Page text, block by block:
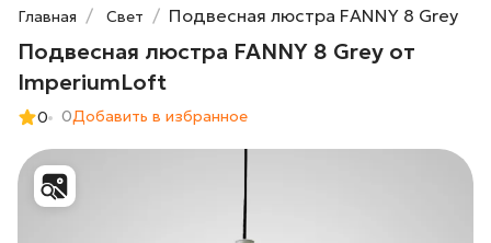
Главная Свет Подвесная люстра FANNY 8 Grey
Подвесная люстра FANNY 8 Grey от
ImperiumLoft
0 0Добавить в избранное